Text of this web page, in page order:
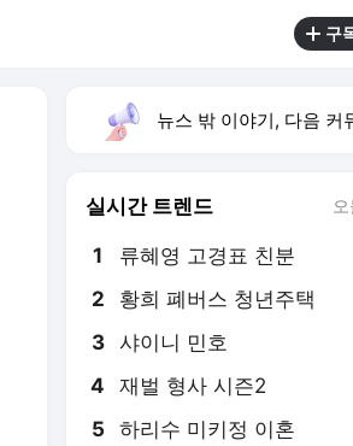
구
뉴스 밖 이야기, 다음 커뮤니
실시간 트렌드
1 류혜영 고경표 친분
3 샤이니 민호
4 재벌 형사 시즌2
5 하리수 미키정 이혼